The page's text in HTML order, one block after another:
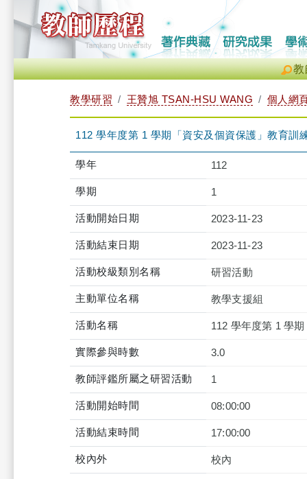
教
教學研習 王贊旭 TSAN-HSU WANG 個人網
112 學年度第 1 學期「資安及個資保護」教育
學年 112
學期 1
活動開始日期 2023-11-23
活動結束日期 2023-11-23
活動校級類別名稱 研習活動
主動單位名稱 教學支援組
活動名稱 112 學年度第 1 學
實際參與時數 3.0
教師評鑑所屬之研習活動 1
活動開始時間 08:00:00
活動結束時間 17:00:00
校內外 校內